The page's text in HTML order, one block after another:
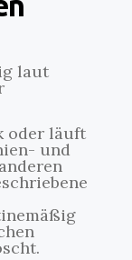
laut
oder läuft
und